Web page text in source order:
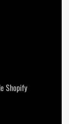
Shopify